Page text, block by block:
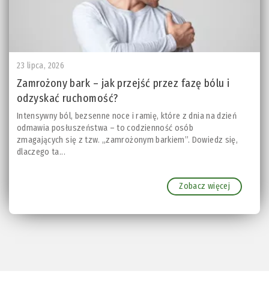
23 lipca, 2026
Zamrożony bark – jak przejść przez fazę bólu i
odzyskać ruchomość?
Intensywny ból, bezsenne noce i ramię, które z dnia na dzień
odmawia posłuszeństwa – to codzienność osób
zmagających się z tzw. „zamrożonym barkiem”. Dowiedz się,
dlaczego ta...
Zobacz więcej